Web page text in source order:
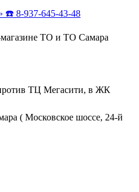
ТО и ТО Самара
ТЦ Мегасити, в ЖК
( Московское шоссе, 24-й